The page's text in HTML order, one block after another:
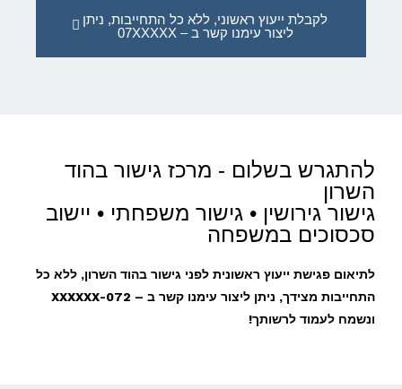
לקבלת ייעוץ ראשוני, ללא כל התחייבות, ניתן
ליצור עימנו קשר ב – 07XXXXX
להתגרש בשלום - מרכז גישור בהוד
השרון
גישור גירושין • גישור משפחתי • יישוב
סכסוכים במשפחה
לתיאום פגישת ייעוץ ראשונית לפני גישור בהוד השרון, ללא כל
התחייבות מצידך, ניתן ליצור עימנו קשר ב – 072-XXXXXX
ונשמח לעמוד לרשותך!